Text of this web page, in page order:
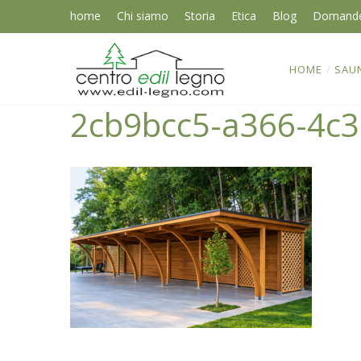
home Chi siamo Storia Etica Blog
HOME /
2cb9bcc5-a366-